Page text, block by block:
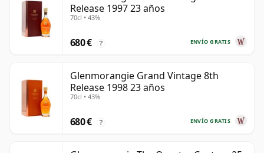
Release 1997 23 años
70cl • 43%
ENVÍO GRATIS
680 € ?
Glenmorangie Grand Vintage 8th
Release 1998 23 años
70cl • 43%
ENVÍO GRATIS
680 € ?